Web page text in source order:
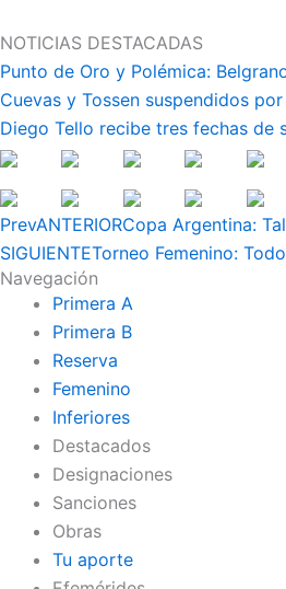
al
contenido
NOTICIAS DESTACADAS
Punto de Oro y Polémica:
Cuevas y Tossen suspendidos
Diego Tello recibe tres fechas de
PrevANTERIORCopa Argentina:
SIGUIENTETorneo Femenino:
Navegación
Primera A
Primera B
Reserva
Femenino
Inferiores
Destacados
Designaciones
Sanciones
Obras
Tu aporte